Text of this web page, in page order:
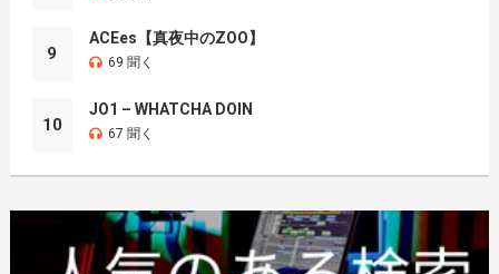
9
ACEes【真夜中のZOO】
69 聞く
10
JO1 – WHATCHA DOIN
67 聞く